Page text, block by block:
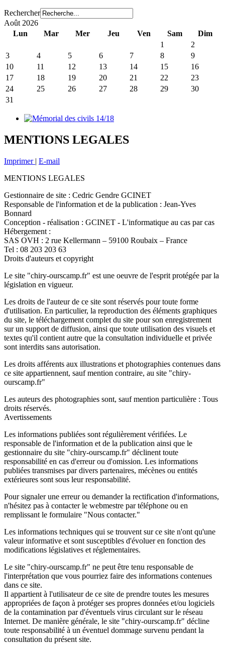
Rechercher
Août 2026
Lun
Mar Mer Jeu Ven Sam
Dim
1
2
3
4 5 6 7 8
9
10
11 12 13 14 15
16
17
18 19 20 21 22
23
24
25 26 27 28 29
30
31
MENTIONS LEGALES
Imprimer | E-mail
MENTIONS LEGALES
Gestionnaire de site : Cedric Gendre GCINET
Responsable de l'information et de la publication : Jean-Yves
Bonnard
Conception - réalisation : GCINET - L'informatique au cas par cas
Hébergement :
SAS OVH : 2 rue Kellermann – 59100 Roubaix – France
Tel : 08 203 203 63
Droits d'auteurs et copyright
Le site "chiry-ourscamp.fr" est une oeuvre de l'esprit protégée par la
législation en vigueur.
Les droits de l'auteur de ce site sont réservés pour toute forme
d'utilisation. En particulier, la reproduction des éléments graphiques
du site, le téléchargement complet du site pour son enregistrement
sur un support de diffusion, ainsi que toute utilisation des visuels et
textes qu'il contient autre que la consultation individuelle et privée
sont interdits sans autorisation.
Les droits afférents aux illustrations et photographies contenues dans
ce site appartiennent, sauf mention contraire, au site "chiry-
ourscamp.fr"
Les auteurs des photographies sont, sauf mention particulière : Tous
droits réservés.
Avertissements
Les informations publiées sont régulièrement vérifiées. Le
responsable de l'information et de la publication ainsi que le
gestionnaire du site "chiry-ourscamp.fr" déclinent toute
responsabilité en cas d'erreur ou d'omission. Les informations
publiées transmises par divers partenaires, mécènes ou entités
extérieures sont sous leur responsabilité.
Pour signaler une erreur ou demander la rectification d'informations,
n'hésitez pas à contacter le webmestre par téléphone ou en
remplissant le formulaire "Nous contacter."
Les informations techniques qui se trouvent sur ce site n'ont qu'une
valeur informative et sont susceptibles d'évoluer en fonction des
modifications législatives et réglementaires.
Le site "chiry-ourscamp.fr" ne peut être tenu responsable de
l'interprétation que vous pourriez faire des informations contenues
dans ce site.
Il appartient à l'utilisateur de ce site de prendre toutes les mesures
appropriées de façon à protéger ses propres données et/ou logiciels
de la contamination par d'éventuels virus circulant sur le réseau
Internet. De manière générale, le site "chiry-ourscamp.fr" décline
toute responsabilité à un éventuel dommage survenu pendant la
consultation du présent site.